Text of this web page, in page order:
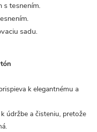
s tesnením.
sadu.
k elegantnému a
údržbe a čisteniu, pretože